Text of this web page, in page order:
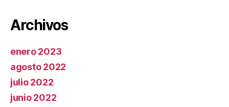
Archivos
enero 2023
agosto 2022
julio 2022
junio 2022